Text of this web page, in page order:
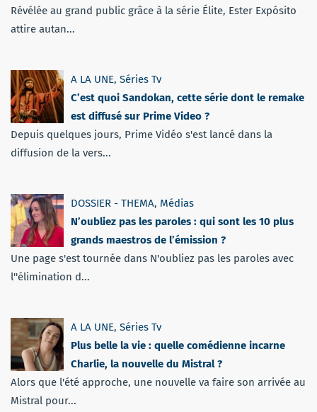
Révélée au grand public grâce à la série Élite, Ester Expósito
attire autan...
A LA UNE, Séries Tv
C’est quoi Sandokan, cette série dont le remake
est diffusé sur Prime Video ?
Depuis quelques jours, Prime Vidéo s'est lancé dans la
diffusion de la vers...
DOSSIER - THEMA, Médias
N’oubliez pas les paroles : qui sont les 10 plus
grands maestros de l’émission ?
Une page s'est tournée dans N'oubliez pas les paroles avec
l''élimination d...
A LA UNE, Séries Tv
Plus belle la vie : quelle comédienne incarne
Charlie, la nouvelle du Mistral ?
Alors que l'été approche, une nouvelle va faire son arrivée au
Mistral pour...